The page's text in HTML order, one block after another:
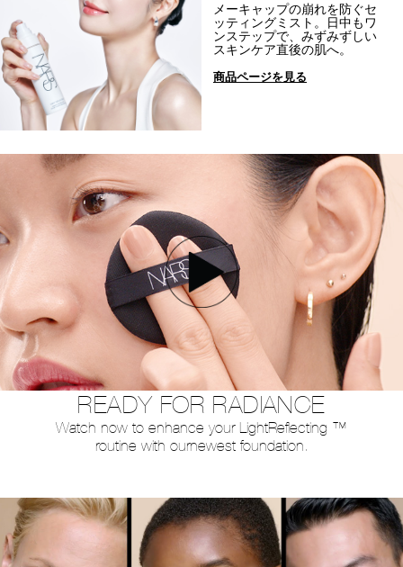
メーキャップの崩れを防ぐセ
ッティングミスト。日中もワ
ンステップで、みずみずしい
スキンケア直後の肌へ。
商品ページを見る
READY FOR RADIANCE
Watch now to enhance your LightReflecting ™
routine with ournewest foundation.